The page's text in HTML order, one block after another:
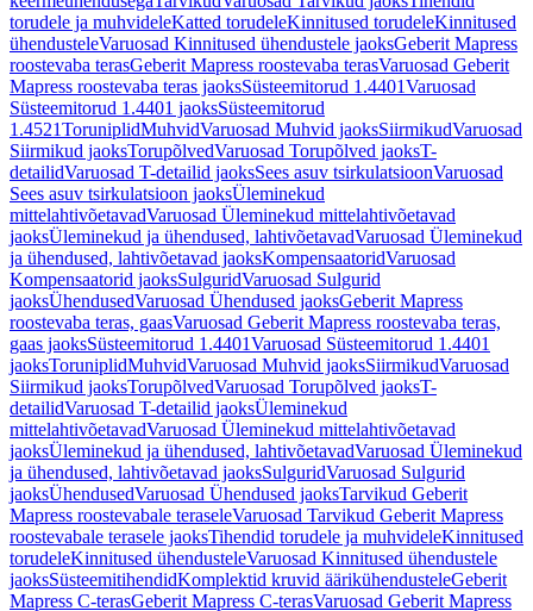
torudele ja muhvideleKatted torudeleKinnitused torudeleKinnitused
ühendusteleVaruosad Kinnitused ühendustele jaoksGeberit Mapress
roostevaba terasGeberit Mapress roostevaba terasVaruosad Geberit
Mapress roostevaba teras jaoksSüsteemitorud 1.4401Varuosad
Süsteemitorud 1.4401 jaoksSüsteemitorud
1.4521ToruniplidMuhvidVaruosad Muhvid jaoksSiirmikudVaruosad
Siirmikud jaoksTorupõlvedVaruosad Torupõlved jaoksT-
detailidVaruosad T-detailid jaoksSees asuv tsirkulatsioonVaruosad
Sees asuv tsirkulatsioon jaoksÜleminekud
mittelahtivõetavadVaruosad Üleminekud mittelahtivõetavad
jaoksÜleminekud ja ühendused, lahtivõetavadVaruosad Üleminekud
ja ühendused, lahtivõetavad jaoksKompensaatoridVaruosad
Kompensaatorid jaoksSulguridVaruosad Sulgurid
jaoksÜhendusedVaruosad Ühendused jaoksGeberit Mapress
roostevaba teras, gaasVaruosad Geberit Mapress roostevaba teras,
gaas jaoksSüsteemitorud 1.4401Varuosad Süsteemitorud 1.4401
jaoksToruniplidMuhvidVaruosad Muhvid jaoksSiirmikudVaruosad
Siirmikud jaoksTorupõlvedVaruosad Torupõlved jaoksT-
detailidVaruosad T-detailid jaoksÜleminekud
mittelahtivõetavadVaruosad Üleminekud mittelahtivõetavad
jaoksÜleminekud ja ühendused, lahtivõetavadVaruosad Üleminekud
ja ühendused, lahtivõetavad jaoksSulguridVaruosad Sulgurid
jaoksÜhendusedVaruosad Ühendused jaoksTarvikud Geberit
Mapress roostevabale teraseleVaruosad Tarvikud Geberit Mapress
roostevabale terasele jaoksTihendid torudele ja muhvideleKinnitused
torudeleKinnitused ühendusteleVaruosad Kinnitused ühendustele
jaoksSüsteemitihendidKomplektid kruvid äärikühendusteleGeberit
Mapress C-terasGeberit Mapress C-terasVaruosad Geberit Mapress